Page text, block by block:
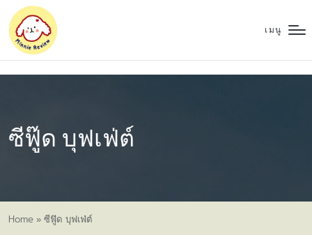
เมนู
ซีฟู๊ด บุฟเฟ่ต์
Home » ซีฟู๊ด บุฟเฟ่ต์